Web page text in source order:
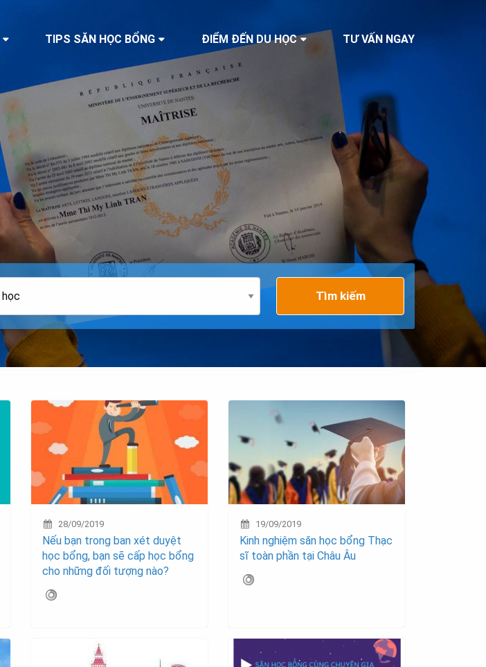
TIPS SĂN HỌC BỔNG ĐIỂM ĐẾN DU HỌC TƯ VẤN NGAY
Tìm kiếm
28/09/2019
Nếu bạn trong ban xét duyệt
học bổng, bạn sẽ cấp học bổng
cho những đối tượng nào?
19/09/2019
Kinh nghiệm săn học bổng Thạc
sĩ toàn phần tại Châu Âu